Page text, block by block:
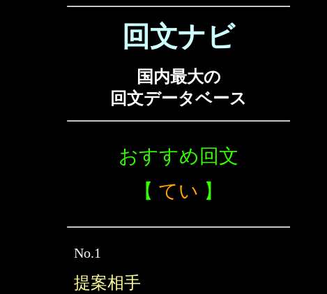
回文ナビ
国内最大の
回文データベース
おすすめ回文
【 てい 】
No.1
提案相手